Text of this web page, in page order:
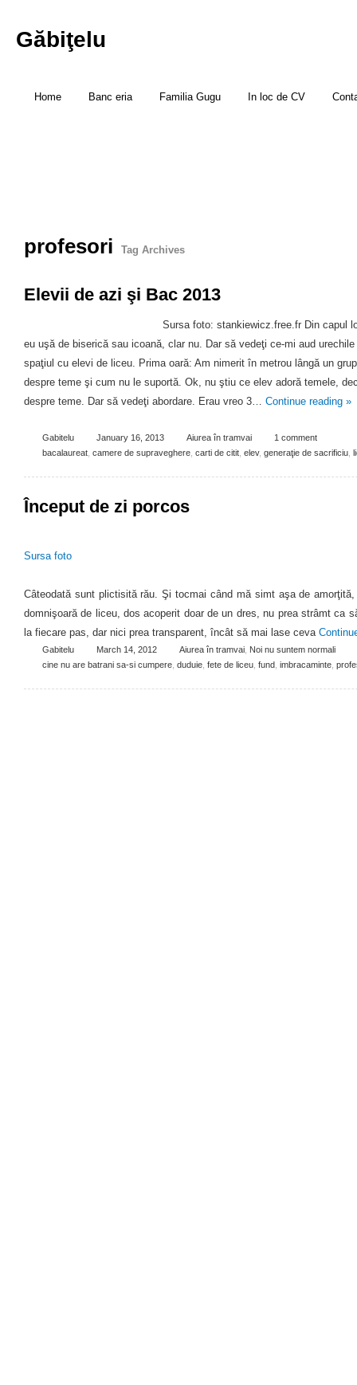
Găbiţelu
Home Banc eria Familia Gugu In loc de CV
profesori Tag Archives
Elevii de azi şi Bac 2013
Sursa foto: stankiewicz.free.fr Din capul
eu uşă de biserică sau icoană, clar nu. Dar să vedeţi ce-mi aud
spaţiul cu elevi de liceu. Prima oară: Am nimerit în metrou lângă un
despre teme şi cum nu le suportă. Ok, nu ştiu ce elev adoră temele,
despre teme. Dar să vedeţi abordare. Erau vreo 3… Continue reading »
Gabitelu January 16, 2013 Aiurea în tramvai
1 comment
bacalaureat camere de supraveghere carti de citit elev, generaţie de sacrificiu
Început de zi porcos
Sursa foto
Câteodată sunt plictisită rău. Şi tocmai când mă simt aşa de
domnişoară de liceu, dos acoperit doar de un dres, nu prea strâmt ca
la fiecare pas, dar nici prea transparent, încât să mai lase ceva
Gabitelu March 14, 2012 Aiurea în tramvai Noi nu suntem normali
cine nu are batrani sa-si cumpere duduie fete de liceu fund imbracaminte